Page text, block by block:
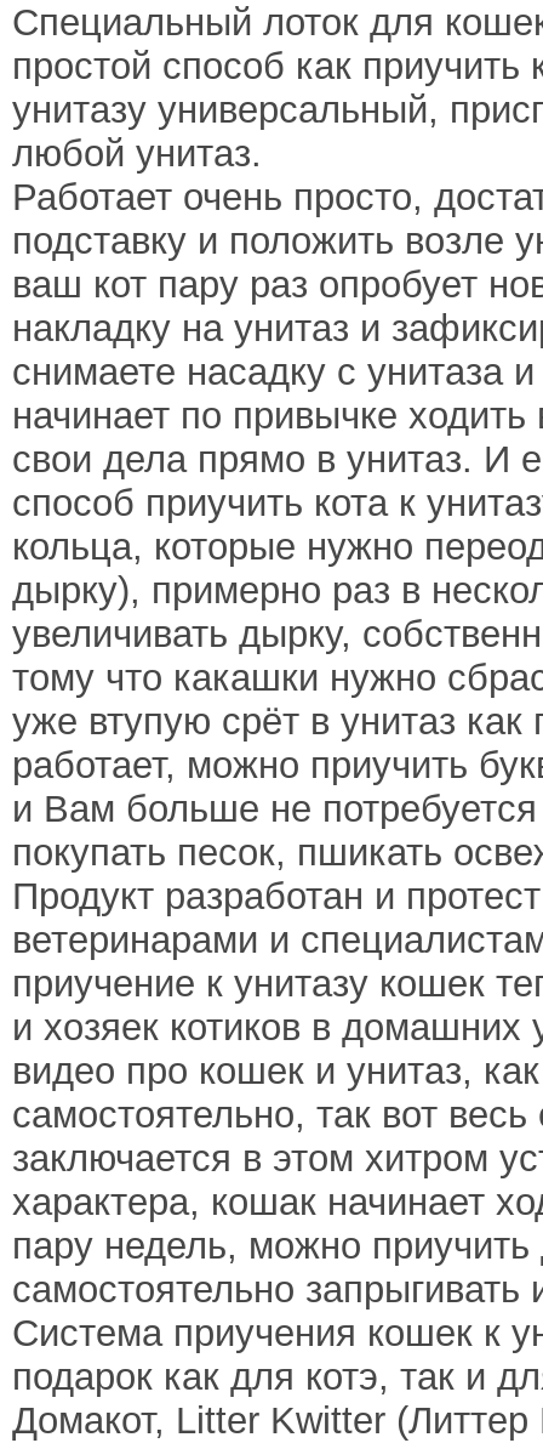
Специальный лоток для
простой способ как приучить
унитазу универсальный,
любой унитаз.
Работает очень просто,
подставку и положить возле
ваш кот пару раз опробует
накладку на унитаз и
снимаете насадку с унитаза
начинает по привычке ходить
свои дела прямо в унитаз. И
способ приучить кота к
кольца, которые нужно
дырку), примерно раз в
увеличивать дырку,
тому что какашки нужно
уже втупую срёт в унитаз как
работает, можно приучить
и Вам больше не
покупать песок, пшикать
Продукт разработан и
ветеринарами и
приучение к унитазу кошек
и хозяек котиков в
видео про кошек и унитаз,
самостоятельно, так вот
заключается в этом хитром
характера, кошак начинает
пару недель, можно
самостоятельно запрыгивать
Система приучения кошек к
подарок как для котэ, так и
Домакот, Litter Kwitter (Литтер